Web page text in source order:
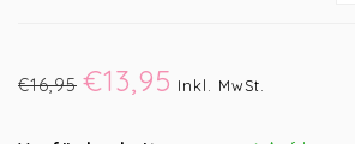
€16,95 €13,95 Inkl. MwSt.